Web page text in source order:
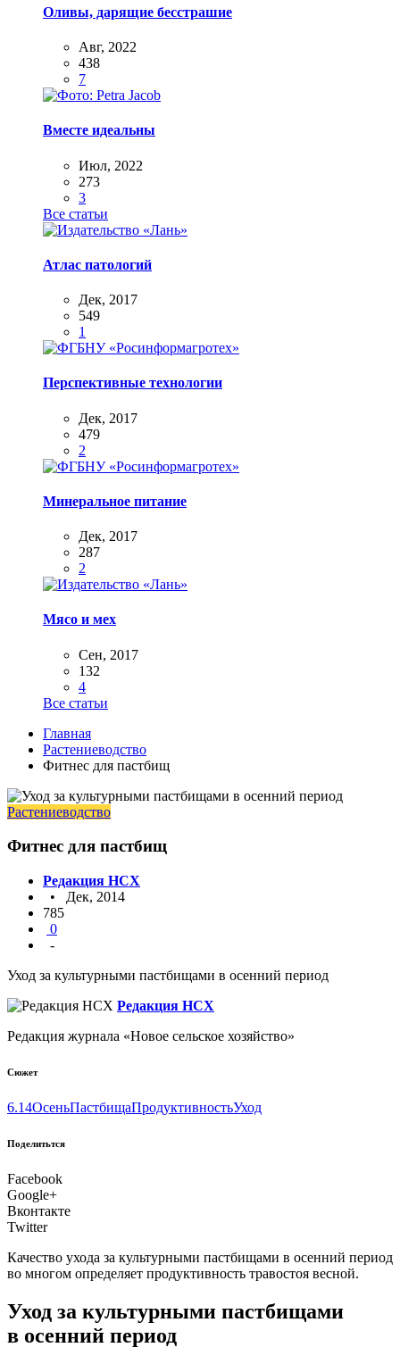
Оливы, дарящие бесстрашие
Авг, 2022
438
7
Вместе идеальны
Июл, 2022
273
3
Все статьи
Атлас патологий
Дек, 2017
549
1
Перспективные технологии
Дек, 2017
479
2
Минеральное питание
Дек, 2017
287
2
Мясо и мех
Сен, 2017
132
4
Все статьи
Главная
Растениеводство
Фитнес для пастбищ
Растениеводство
Фитнес для пастбищ
Редакция НСХ
• Дек, 2014
785
0
-
Уход за культурными пастбищами в осенний период
Редакция НСХ
Редакция журнала «Новое сельское хозяйство»
Сюжет
6.14ОсеньПастбищаПродуктивностьУход
Поделитьтся
Facebook
Google+
Вконтакте
Twitter
Каче­ство ухо­да за куль­тур­ны­ми паст­би­ща­ми в осен­ний пери­од
во мно­гом опре­де­ля­ет про­дук­тив­ность тра­во­стоя весной.
Уход за культурными пастбищами
в осенний период